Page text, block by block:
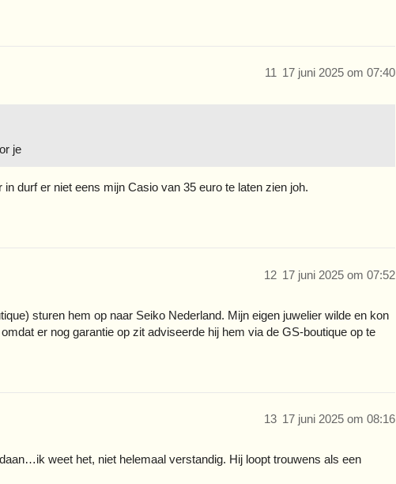
17 juni 2025 om 07:40
11
je
durf er niet eens mijn Casio van 35 euro te laten zien joh.
17 juni 2025 om 07:52
12
sturen hem op naar Seiko Nederland. Mijn eigen juwelier wilde en kon
er nog garantie op zit adviseerde hij hem via de GS-boutique op te
17 juni 2025 om 08:16
13
weet het, niet helemaal verstandig. Hij loopt trouwens als een